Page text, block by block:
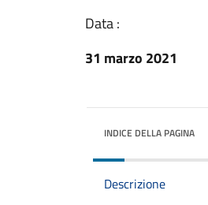
Data :
31 marzo 2021
INDICE DELLA PAGINA
Descrizione